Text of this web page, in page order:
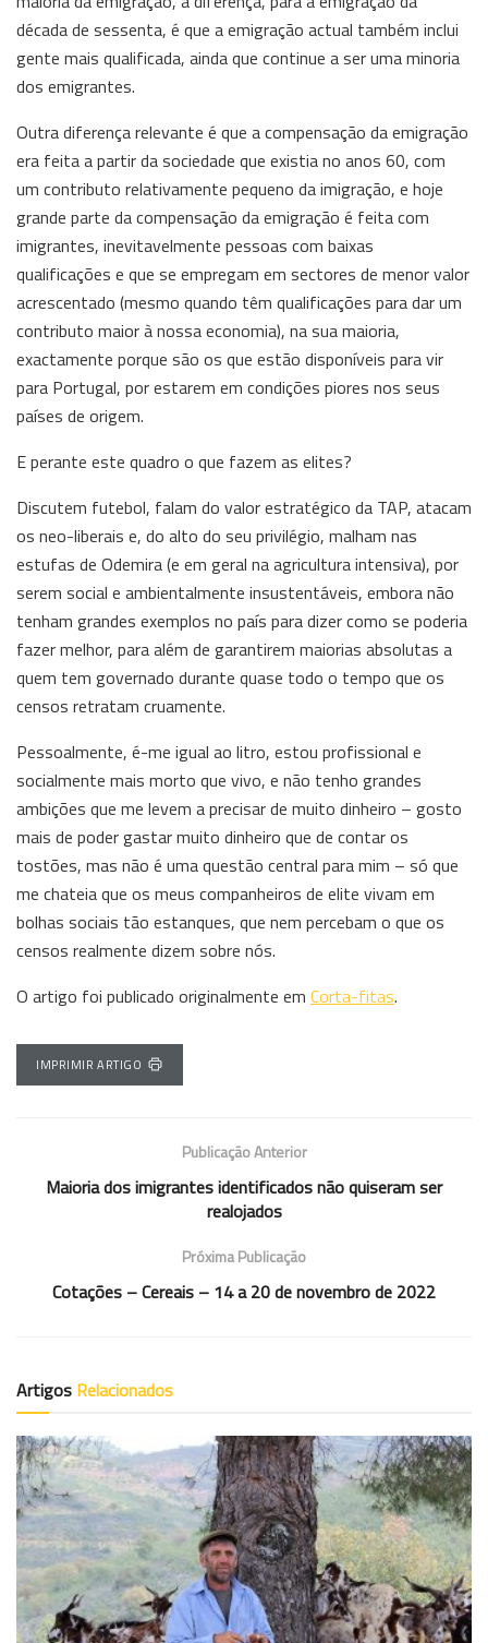
década de sessenta, é que a emigração actual também inclui
gente mais qualificada, ainda que continue a ser uma minoria
dos emigrantes.
Outra diferença relevante é que a compensação da emigração
era feita a partir da sociedade que existia no anos 60, com
um contributo relativamente pequeno da imigração, e hoje
grande parte da compensação da emigração é feita com
imigrantes, inevitavelmente pessoas com baixas
qualificações e que se empregam em sectores de menor valor
acrescentado (mesmo quando têm qualificações para dar um
contributo maior à nossa economia), na sua maioria,
exactamente porque são os que estão disponíveis para vir
para Portugal, por estarem em condições piores nos seus
países de origem.
E perante este quadro o que fazem as elites?
Discutem futebol, falam do valor estratégico da TAP, atacam
os neo-liberais e, do alto do seu privilégio, malham nas
estufas de Odemira (e em geral na agricultura intensiva), por
serem social e ambientalmente insustentáveis, embora não
tenham grandes exemplos no país para dizer como se poderia
fazer melhor, para além de garantirem maiorias absolutas a
quem tem governado durante quase todo o tempo que os
censos retratam cruamente.
Pessoalmente, é-me igual ao litro, estou profissional e
socialmente mais morto que vivo, e não tenho grandes
ambições que me levem a precisar de muito dinheiro – gosto
mais de poder gastar muito dinheiro que de contar os
tostões, mas não é uma questão central para mim – só que
me chateia que os meus companheiros de elite vivam em
bolhas sociais tão estanques, que nem percebam o que os
censos realmente dizem sobre nós.
O artigo foi publicado originalmente em Corta-fitas.
IMPRIMIR ARTIGO
Publicação Anterior
Maioria dos imigrantes identificados não quiseram ser
realojados
Próxima Publicação
Cotações – Cereais – 14 a 20 de novembro de 2022
Artigos Relacionados